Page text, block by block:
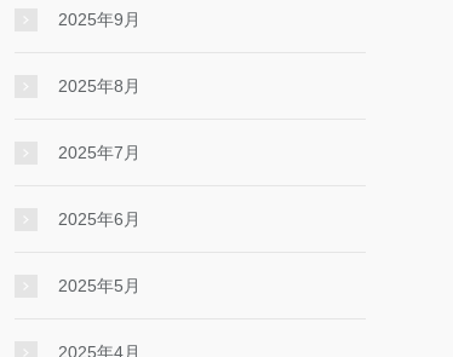
2025年9月
2025年8月
2025年7月
2025年6月
2025年5月
2025年4月